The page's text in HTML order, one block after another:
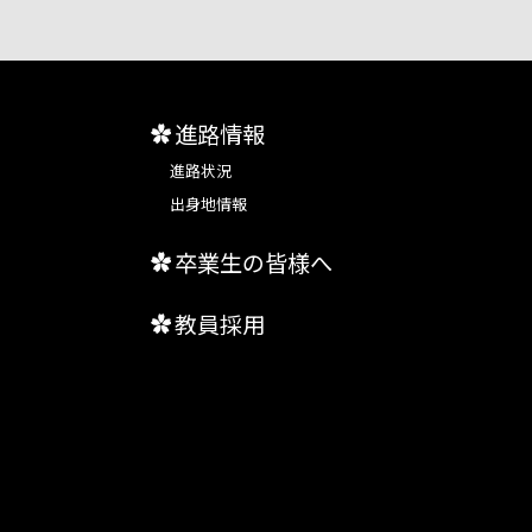
進路情報
進路状況
出身地情報
卒業生の皆様へ
教員採用